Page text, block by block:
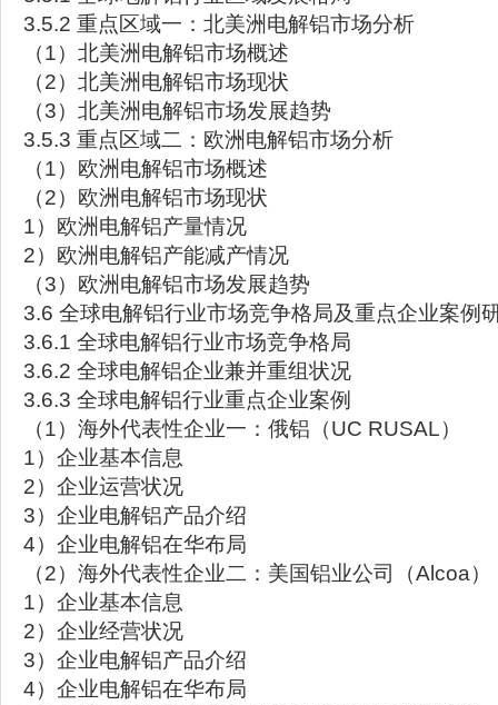
3.5.2 重点区域一：北美洲电解铝市场分析
（1）北美洲电解铝市场概述
（2）北美洲电解铝市场现状
（3）北美洲电解铝市场发展趋势
3.5.3 重点区域二：欧洲电解铝市场分析
（1）欧洲电解铝市场概述
（2）欧洲电解铝市场现状
1）欧洲电解铝产量情况
2）欧洲电解铝产能减产情况
（3）欧洲电解铝市场发展趋势
3.6 全球电解铝行业市场竞争格局及重点企业案例
3.6.1 全球电解铝行业市场竞争格局
3.6.2 全球电解铝企业兼并重组状况
3.6.3 全球电解铝行业重点企业案例
（1）海外代表性企业一：俄铝（UC RUSAL）
1）企业基本信息
2）企业运营状况
3）企业电解铝产品介绍
4）企业电解铝在华布局
（2）海外代表性企业二：美国铝业公司（Alcoa）
1）企业基本信息
2）企业经营状况
3）企业电解铝产品介绍
4）企业电解铝在华布局